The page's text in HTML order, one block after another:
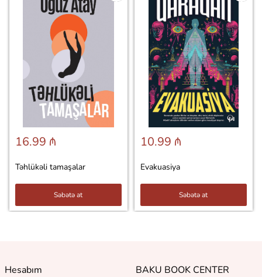
16.99 ₼
Təhlükəli tamaşalar
Səbətə at
10.99 ₼
Evakuasiya
Səbətə at
Hesabım
BAKU BOOK CENTER